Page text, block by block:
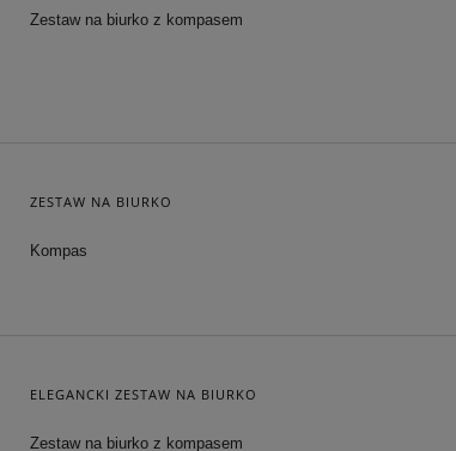
Zestaw na biurko z kompasem
ZESTAW NA BIURKO
Kompas
ELEGANCKI ZESTAW NA BIURKO
Zestaw na biurko z kompasem